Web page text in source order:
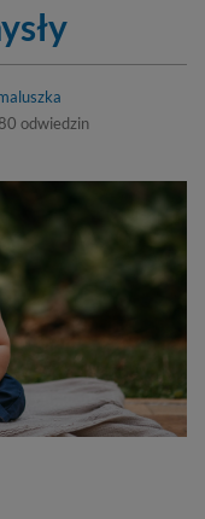
odwiedzin